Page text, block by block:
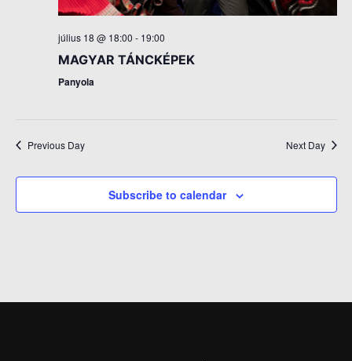
július 18 @ 18:00 - 19:00
MAGYAR TÁNCKÉPEK
Panyola
Previous Day Next Day
Subscribe to calendar